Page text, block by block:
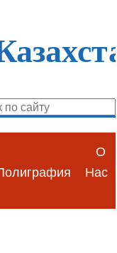
О
Нас